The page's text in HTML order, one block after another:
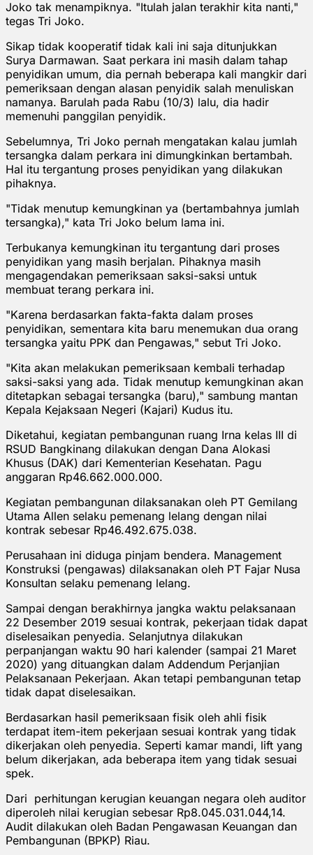
Joko tak menampiknya. "Itulah jalan terakhir kita nanti,"
tegas Tri Joko.
Sikap tidak kooperatif tidak kali ini saja ditunjukkan
Surya Darmawan. Saat perkara ini masih dalam tahap
penyidikan umum, dia pernah beberapa kali mangkir dari
pemeriksaan dengan alasan penyidik salah menuliskan
namanya. Barulah pada Rabu (10/3) lalu, dia hadir
memenuhi panggilan penyidik.
Sebelumnya, Tri Joko pernah mengatakan kalau jumlah
tersangka dalam perkara ini dimungkinkan bertambah.
Hal itu tergantung proses penyidikan yang dilakukan
pihaknya.
"Tidak menutup kemungkinan ya (bertambahnya jumlah
tersangka)," kata Tri Joko belum lama ini.
Terbukanya kemungkinan itu tergantung dari proses
penyidikan yang masih berjalan. Pihaknya masih
mengagendakan pemeriksaan saksi-saksi untuk
membuat terang perkara ini.
"Karena berdasarkan fakta-fakta dalam proses
penyidikan, sementara kita baru menemukan dua orang
tersangka yaitu PPK dan Pengawas," sebut Tri Joko.
"Kita akan melakukan pemeriksaan kembali terhadap
saksi-saksi yang ada. Tidak menutup kemungkinan akan
ditetapkan sebagai tersangka (baru)," sambung mantan
Kepala Kejaksaan Negeri (Kajari) Kudus itu.
Diketahui, kegiatan pembangunan ruang Irna kelas III di
RSUD Bangkinang dilakukan dengan Dana Alokasi
Khusus (DAK) dari Kementerian Kesehatan. Pagu
anggaran Rp46.662.000.000.
Kegiatan pembangunan dilaksanakan oleh PT Gemilang
Utama Allen selaku pemenang lelang dengan nilai
kontrak sebesar Rp46.492.675.038.
Perusahaan ini diduga pinjam bendera. Management
Konstruksi (pengawas) dilaksanakan oleh PT Fajar Nusa
Konsultan selaku pemenang lelang.
Sampai dengan berakhirnya jangka waktu pelaksanaan
22 Desember 2019 sesuai kontrak, pekerjaan tidak dapat
diselesaikan penyedia. Selanjutnya dilakukan
perpanjangan waktu 90 hari kalender (sampai 21 Maret
2020) yang dituangkan dalam Addendum Perjanjian
Pelaksanaan Pekerjaan. Akan tetapi pembangunan tetap
tidak dapat diselesaikan.
Berdasarkan hasil pemeriksaan fisik oleh ahli fisik
terdapat item-item pekerjaan sesuai kontrak yang tidak
dikerjakan oleh penyedia. Seperti kamar mandi, lift yang
belum dikerjakan, ada beberapa item yang tidak sesuai
spek.
Dari perhitungan kerugian keuangan negara oleh auditor
diperoleh nilai kerugian sebesar Rp8.045.031.044,14.
Audit dilakukan oleh Badan Pengawasan Keuangan dan
Pembangunan (BPKP) Riau.